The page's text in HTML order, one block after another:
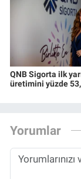
QNB Sigorta ilk
üretimini yüzde
Yorumlar